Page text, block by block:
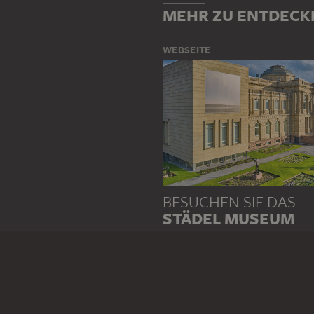
MEHR ZU
WEBSEITE
BESUCHEN SIE DAS
STÄDEL MUSEUM